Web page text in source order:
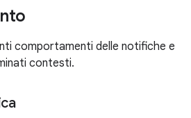
comportamenti delle notifiche e
contesti.